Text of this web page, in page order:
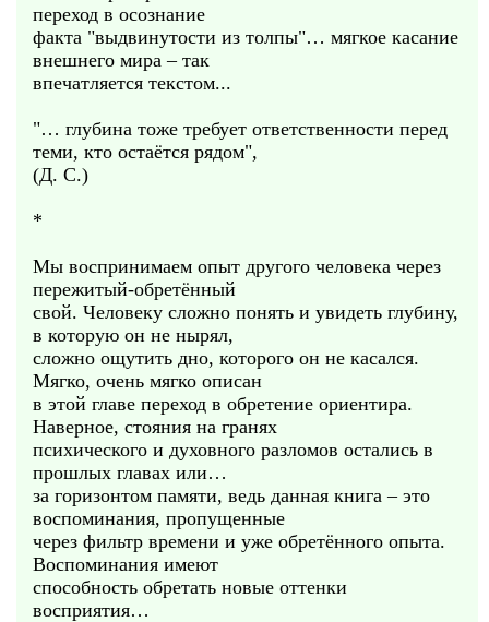
переход в осознание
факта "выдвинутости из толпы"… мягкое касание
внешнего мира – так
впечатляется текстом...
"… глубина тоже требует ответственности перед
теми, кто остаётся рядом",
(Д. С.)
*
Мы воспринимаем опыт другого человека через
пережитый-обретённый
свой. Человеку сложно понять и увидеть глубину,
в которую он не нырял,
сложно ощутить дно, которого он не касался.
Мягко, очень мягко описан
в этой главе переход в обретение ориентира.
Наверное, стояния на гранях
психического и духовного разломов остались в
прошлых главах или…
за горизонтом памяти, ведь данная книга – это
воспоминания, пропущенные
через фильтр времени и уже обретённого опыта.
Воспоминания имеют
способность обретать новые оттенки
восприятия…